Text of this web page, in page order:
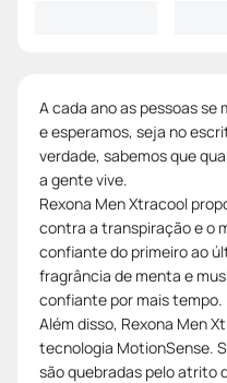
A cada ano as pessoas
e esperamos, seja no
verdade, sabemos que
a gente vive.
Rexona Men Xtracool
contra a transpiração e o
confiante do primeiro ao
fragrância de menta e
confiante por mais tempo.
Além disso, Rexona Men
tecnologia MotionSense.
são quebradas pelo atrito